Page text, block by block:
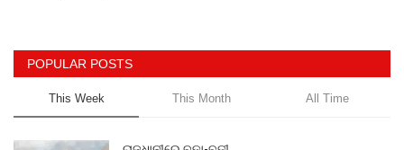
POPULAR POSTS
This Week This Month All Time